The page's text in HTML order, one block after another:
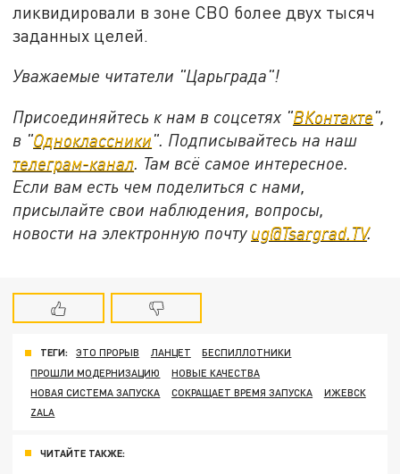
ликвидировали в зоне СВО более двух тысяч
заданных целей.
Уважаемые читатели "Царьграда"!
Присоединяйтесь к нам в соцсетях "ВКонтакте",
в "Одноклассники". Подписывайтесь на наш
телеграм-канал. Там всё самое интересное.
Если вам есть чем поделиться с нами,
присылайте свои наблюдения, вопросы,
новости на электронную почту ug@Tsargrad.TV.
ТЕГИ: ЭТО ПРОРЫВ ЛАНЦЕТ
БЕСПИЛЛОТНИКИ
ПРОШЛИ МОДЕРНИЗАЦИЮ
НОВЫЕ КАЧЕСТВА
НОВАЯ СИСТЕМА ЗАПУСКА
СОКРАЩАЕТ ВРЕМЯ ЗАПУСКА
ИЖЕВСК
ZALA
ЧИТАЙТЕ ТАКЖЕ: